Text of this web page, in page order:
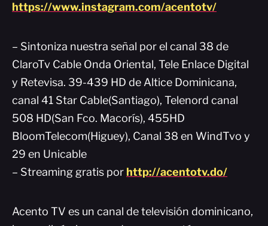
https://www.instagram.com/acentotv/
– Sintoniza nuestra señal por el canal 38 de
ClaroTv Cable Onda Oriental, Tele Enlace Digital
y Retevisa. 39-439 HD de Altice Dominicana,
canal 41 Star Cable(Santiago), Telenord canal
508 HD(San Fco. Macorís), 455HD
BloomTelecom(Higuey), Canal 38 en WindTvo y
29 en Unicable
– Streaming gratis por http://acentotv.do/
Acento TV es un canal de televisión dominicano,